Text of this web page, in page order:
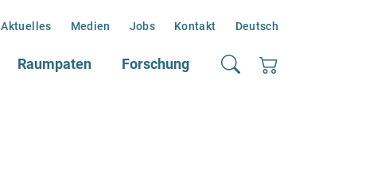
Aktuelles Medien Jobs Kontakt Deutsch
Raumpaten Forschung